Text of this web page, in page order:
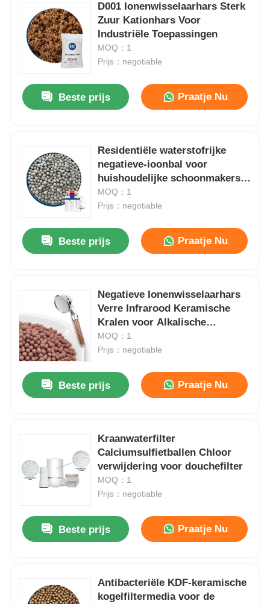
D001 Ionenwisselaarhars Sterk
Zuur Kationhars Voor
Industriële Toepassingen
MOQ：1
Prijs：negotiable
Beste prijs Praatje Nu
Residentiële waterstofrijke
negatieve-ioonbal voor
huishoudelijke schoonmakers
Douchsystemen
MOQ：1
Prijs：negotiable
Beste prijs Praatje Nu
Negatieve Ionenwisselaarhars
Verre Infrarood Keramische
Kralen voor Alkalische
Watersystemen
MOQ：1
Prijs：negotiable
Beste prijs Praatje Nu
Kraanwaterfilter
Calciumsulfietballen Chloor
verwijdering voor douchefilter
MOQ：1
Prijs：negotiable
Beste prijs Praatje Nu
Antibacteriële KDF-keramische
kogelfiltermedia voor de